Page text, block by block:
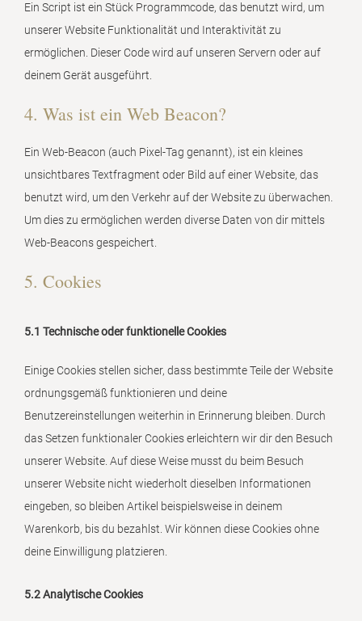
Ein Script ist ein Stück Programmcode, das benutzt wird, um
unserer Website Funktionalität und Interaktivität zu
ermöglichen. Dieser Code wird auf unseren Servern oder auf
deinem Gerät ausgeführt.
4. Was ist ein Web Beacon?
Ein Web-Beacon (auch Pixel-Tag genannt), ist ein kleines
unsichtbares Textfragment oder Bild auf einer Website, das
benutzt wird, um den Verkehr auf der Website zu überwachen.
Um dies zu ermöglichen werden diverse Daten von dir mittels
Web-Beacons gespeichert.
5. Cookies
5.1 Technische oder funktionelle Cookies
Einige Cookies stellen sicher, dass bestimmte Teile der Website
ordnungsgemäß funktionieren und deine
Benutzereinstellungen weiterhin in Erinnerung bleiben. Durch
das Setzen funktionaler Cookies erleichtern wir dir den Besuch
unserer Website. Auf diese Weise musst du beim Besuch
unserer Website nicht wiederholt dieselben Informationen
eingeben, so bleiben Artikel beispielsweise in deinem
Warenkorb, bis du bezahlst. Wir können diese Cookies ohne
deine Einwilligung platzieren.
5.2 Analytische Cookies